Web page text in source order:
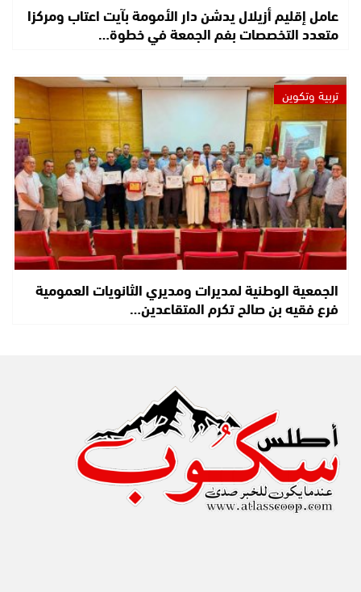
عامل إقليم أزيلال يدشن دار الأمومة بآيت اعتاب ومركزا
متعدد التخصصات بفم الجمعة في خطوة…
تربية وتكوين
الجمعية الوطنية لمديرات ومديري الثانويات العمومية
فرع فقيه بن صالح تكرم المتقاعدين…